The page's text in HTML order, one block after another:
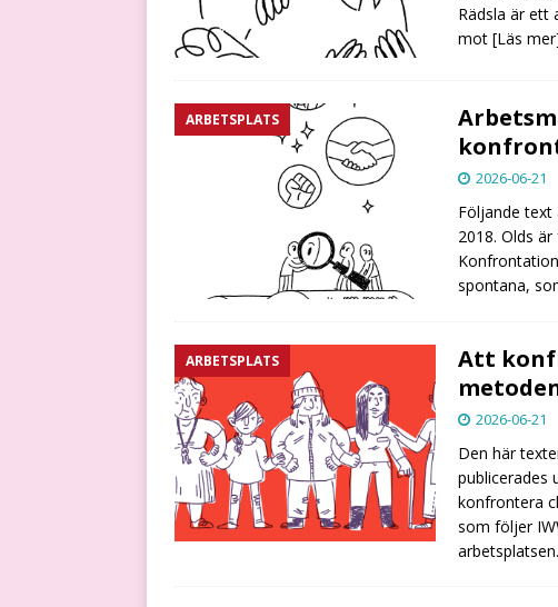
Rädsla är ett
mot [Läs
ARBETSPLATS
2026-06-21
Följande text
2018. Olds
spontana,
ARBETSPLATS
Att
2026-06-21
Den här
publicerades
konfrontera
som följer